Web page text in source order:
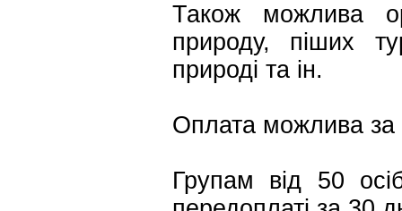
Також можлива
природу, піших
природі та ін.
Оплата можлива за
Групам від 50